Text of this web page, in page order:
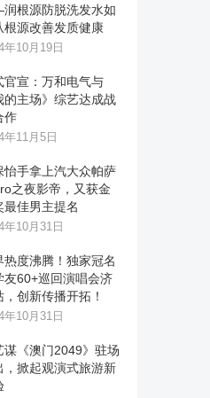
根源防脱洗发水如
根源改善发质健康
年10月19日
官宣：万和电气与
的主场》综艺达成战
作
年11月5日
怡手拿上汽大众帕萨
之夜影帝，又获金
最佳男主提名
年10月31日
热度沸腾！独家冠名
友60+巡回演唱会济
，创新传播开拓！
年10月31日
谋《澳门2049》驻场
，掀起观演式旅游新